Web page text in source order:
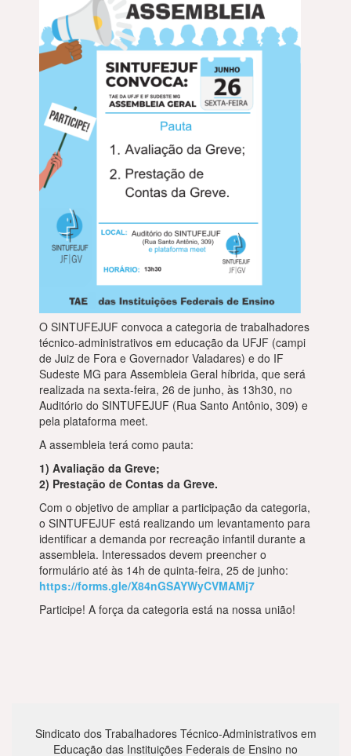
O SINTUFEJUF convoca a categoria de trabalhadores
técnico-administrativos em educação da UFJF (campi
de Juiz de Fora e Governador Valadares) e do IF
Sudeste MG para Assembleia Geral híbrida, que será
realizada na sexta-feira, 26 de junho, às 13h30, no
Auditório do SINTUFEJUF (Rua Santo Antônio, 309) e
pela plataforma meet.
A assembleia terá como pauta:
1) Avaliação da Greve;
2) Prestação de Contas da Greve.
Com o objetivo de ampliar a participação da categoria,
o SINTUFEJUF está realizando um levantamento para
identificar a demanda por recreação infantil durante a
assembleia. Interessados devem preencher o
formulário até às 14h de quinta-feira, 25 de junho:
https://forms.gle/X84nGSAYWyCVMAMj7
Participe! A força da categoria está na nossa união!
Sindicato dos Trabalhadores Técnico-Administrativos em
Educação das Instituições Federais de Ensino no